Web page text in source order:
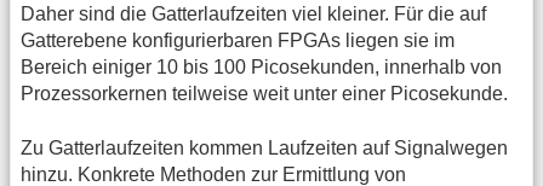
Daher sind die Gatterlaufzeiten viel kleiner. Für die auf
Gatterebene konfigurierbaren FPGAs liegen sie im
Bereich einiger 10 bis 100 Picosekunden, innerhalb von
Prozessorkernen teilweise weit unter einer Picosekunde.
Zu Gatterlaufzeiten kommen Laufzeiten auf Signalwegen
hinzu. Konkrete Methoden zur Ermittlung von